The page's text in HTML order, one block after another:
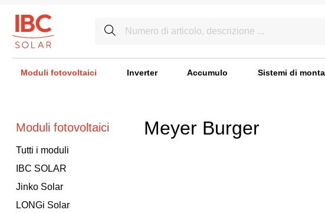
Moduli fotovoltaici Inverter Accumulo Sistemi di
Moduli fotovoltaici
Tutti i moduli
IBC SOLAR
Jinko Solar
LONGi Solar
Meyer Burger